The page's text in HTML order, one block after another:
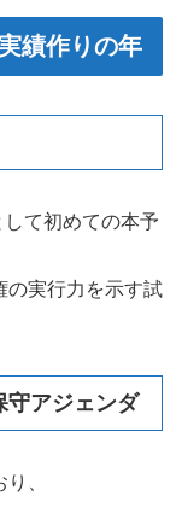
績作りの年
て初めての本予
の実行力を示す試
守アジェンダ
、